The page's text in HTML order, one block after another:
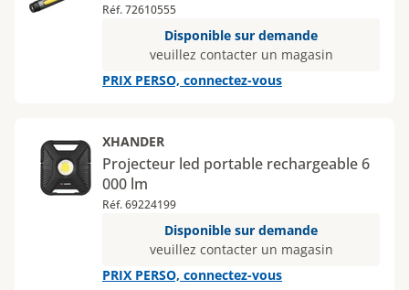
Réf. 72610555
Disponible sur demande
veuillez contacter un magasin
PRIX PERSO, connectez-vous
XHANDER
Projecteur led portable rechargeable 6
000 lm
Réf. 69224199
Disponible sur demande
veuillez contacter un magasin
PRIX PERSO, connectez-vous